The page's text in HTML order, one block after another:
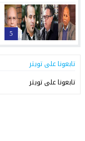
5
تابعونا على تويتر
تابعونا على تويتر